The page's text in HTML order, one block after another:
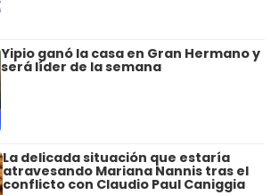
Yipio ganó la casa en Gran Hermano y
será líder de la semana
La delicada situación que estaría
atravesando Mariana Nannis tras el
conflicto con Claudio Paul Caniggia